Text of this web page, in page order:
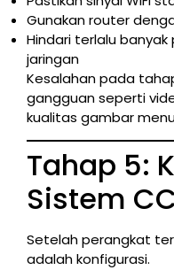
Gunakan router
Hindari terlalu
jaringan
Kesalahan pada
gangguan seperti
kualitas gambar
Tahap 5:
Sistem
Setelah perangkat
adalah konfigurasi.